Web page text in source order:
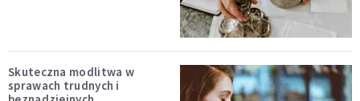
Skuteczna modlitwa w
sprawach trudnych i